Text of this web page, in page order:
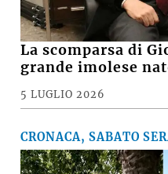
La scomparsa di
grande imolese
5 LUGLIO 2026
CRONACA, SABATO